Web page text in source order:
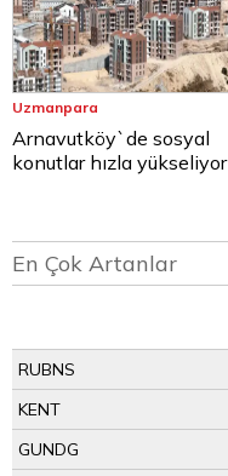
Uzmanpara
Arnavutköy`de sosyal
konutlar hızla yükseliyor
En Çok Artanlar
RUBNS
KENT
GUNDG